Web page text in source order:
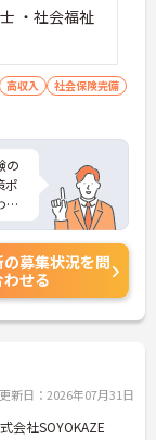
・社会福祉
高収入
社会保険完備
の
ポ
せ
の募集状況を問
わせる
更新日：2026年07月31日
会社SOYOKAZE